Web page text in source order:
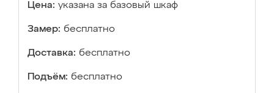
Цена: указана за базовый шкаф
Замер: бесплатно
Доставка: бесплатно
Подъём: бесплатно